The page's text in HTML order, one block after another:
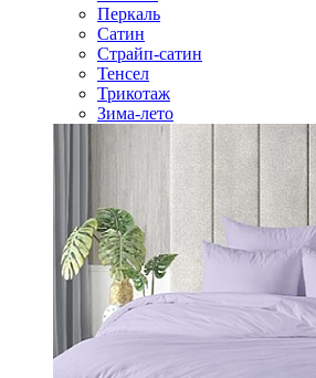
Перкаль
Сатин
Страйп-сатин
Тенсел
Трикотаж
Зима-лето